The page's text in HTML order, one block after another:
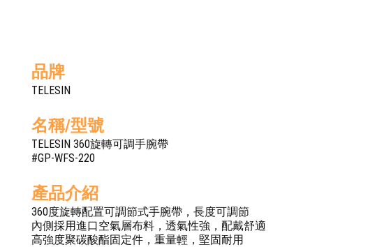
品牌
TELESIN
名稱/型號
TELESIN 360旋轉可調手腕帶
#GP-WFS-220
產品介紹
360度旋轉配置可調節式手腕帶，長度可調節
內側採用進口空氣層布料，透氣性強，配戴舒適
高強度聚碳酸酯固定件，重量輕，堅固耐用